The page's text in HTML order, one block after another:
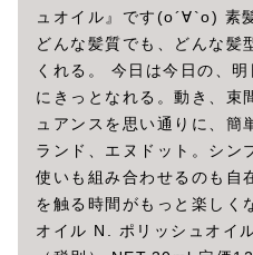
ュオイル』です(о´∀`о) 素
どんな髪質でも、どんな髪
くれる。 今日は今日の、
にきっとなれる。動き、
ュアンスを思い通りに、簡
ランド、エヌドット。シン
使いも組み合わせるのも自
を触る時間がもっと楽しく
オイル N. ポリッシュオイ